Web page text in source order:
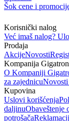
Šok cene i
Korisnički nalog
Već imaš nalog?
Prodaja
AkcijeNovosti
Kompanija Gigatron
O Kompaniji
za zajednicu
Kupovina
Uslovi korišćenja
daljinuObaveštenje
potrošača